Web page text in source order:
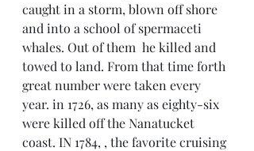
caught in a storm, blown off shore
and into a school of spermaceti
whales. Out of them  he killed and
towed to land. From that time forth
great number were taken every
year. in 1726, as many as eighty-six
were killed off the Nanatucket
coast. IN 1784, , the favorite cruising